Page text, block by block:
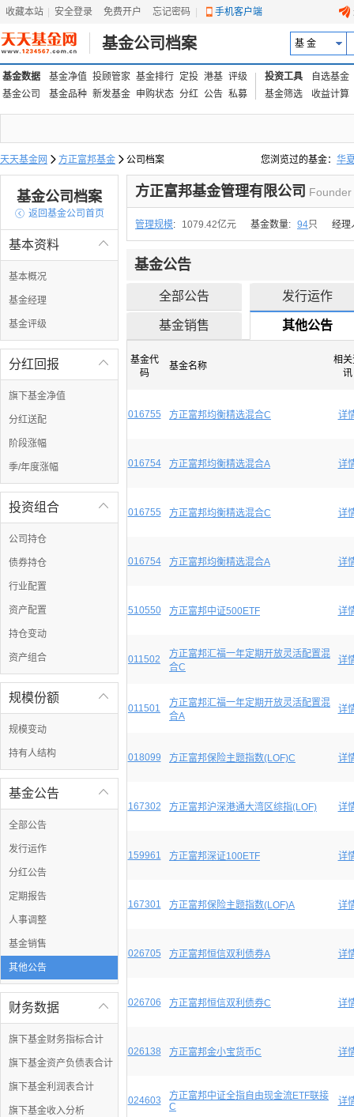
收藏本站 安全登录 免费开户 忘记密码 手机客户端
基金公司档案 基 金
基金数据 基金净值 投顾管家 基金排行 定投 港基 评级
基金公司
基金品种 新发基金 申购状态 分红 公告 私募
投资工具
自选基金
基金筛选
收益计算
天天基金网  方正富邦基金  公司档案 您浏览过的基金： 华
易方达上证中盘ETF联
基金公司档案
 返回基金公司首页

基本资料
基本概况
基金经理
基金评级

分红回报
旗下基金净值
分红送配
阶段涨幅
季/年度涨幅

投资组合
公司持仓
债券持仓
行业配置
资产配置
持仓变动
资产组合

规模份额
规模变动
持有人结构

基金公告
全部公告
发行运作
分红公告
定期报告
人事调整
基金销售
其他公告

财务数据
旗下基金财务指标合计
旗下基金资产负债表合计
旗下基金利润表合计
旗下基金收入分析
方正富邦基金管理有限公司
管理规模: 1079.42亿元 基金数量: 94只 经理
基金公告
全部公告 发行运作
基金销售 其他公告
基金代
码
基金名称
相关
讯
016755 方正富邦均衡精选混合C 详
016754 方正富邦均衡精选混合A 详
016755 方正富邦均衡精选混合C 详
016754 方正富邦均衡精选混合A 详
510550 方正富邦中证500ETF 详
011502
方正富邦汇福一年定期开放灵活配置混
合C
详
011501
方正富邦汇福一年定期开放灵活配置混
合A
详
018099 方正富邦保险主题指数(LOF)C 详
167302 方正富邦沪深港通大湾区综指(LOF) 详
159961 方正富邦深证100ETF 详
167301 方正富邦保险主题指数(LOF)A 详
026705 方正富邦恒信双利债券A 详
026706 方正富邦恒信双利债券C 详
026138 方正富邦金小宝货币C 详
024603
方正富邦中证全指自由现金流ETF联接
C
详